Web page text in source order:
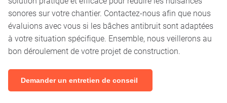
sonores sur votre chantier. Contactez-nous afin que nous
évaluions avec vous si les bâches antibruit sont adaptées
à votre situation spécifique. Ensemble, nous veillerons au
bon déroulement de votre projet de construction.
Demander un entretien de conseil